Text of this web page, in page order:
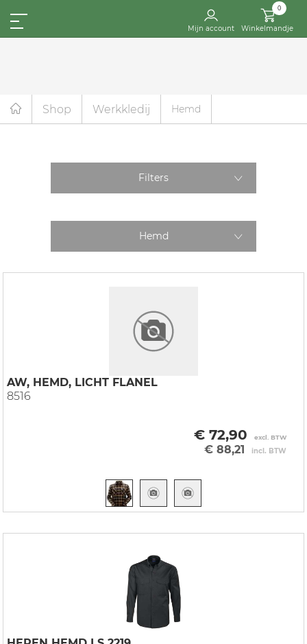
Mijn account
0
Winkelmandje
Shop Werkkledij Hemd
Filters
Hemd
AW, HEMD, LICHT FLANEL
8516
€ 72,90 excl. BTW
€ 88,21 incl. BTW